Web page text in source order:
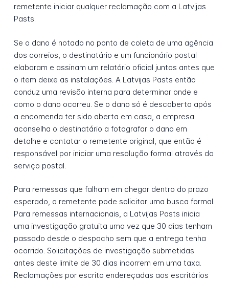
remetente iniciar qualquer reclamação com a Latvijas
Pasts.
Se o dano é notado no ponto de coleta de uma agência
dos correios, o destinatário e um funcionário postal
elaboram e assinam um relatório oficial juntos antes que
o item deixe as instalações. A Latvijas Pasts então
conduz uma revisão interna para determinar onde e
como o dano ocorreu. Se o dano só é descoberto após
a encomenda ter sido aberta em casa, a empresa
aconselha o destinatário a fotografar o dano em
detalhe e contatar o remetente original, que então é
responsável por iniciar uma resolução formal através do
serviço postal.
Para remessas que falham em chegar dentro do prazo
esperado, o remetente pode solicitar uma busca formal.
Para remessas internacionais, a Latvijas Pasts inicia
uma investigação gratuita uma vez que 30 dias tenham
passado desde o despacho sem que a entrega tenha
ocorrido. Solicitações de investigação submetidas
antes deste limite de 30 dias incorrem em uma taxa.
Reclamações por escrito endereçadas aos escritórios